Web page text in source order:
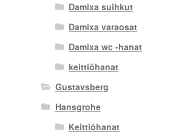
Damixa suihkut
Damixa varaosat
Damixa wc -hanat
keittiöhanat
Gustavsberg
Hansgrohe
Keittiöhanat